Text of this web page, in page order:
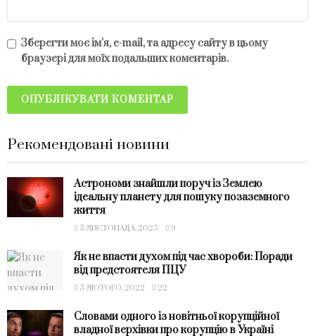
Зберегти моє ім'я, e-mail, та адресу сайту в цьому
браузері для моїх подальших коментарів.
Рекомендовані новини
Астрономи знайшли поруч із Землею
ідеальну планету для пошуку позаземного
життя
5 ЛИСТОПАДА, 2025 9
Як не впасти духом під час хвороби: Поради
від предстоятеля ПЦУ
5 ЛЮТОГО, 2022 22
Словами одного із новітньої корупційної
владної верхівки про корупцію в Україні